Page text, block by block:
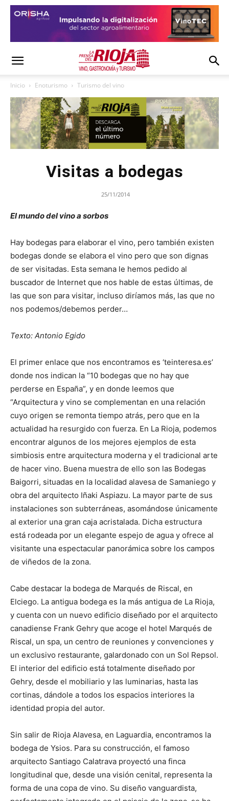
Inicio Enoturismo Turismo del vino
Visitas a bodegas
25/11/2014
El mundo del vino a sorbos
Hay bodegas para elaborar el vino, pero también existen
bodegas donde se elabora el vino pero que son dignas
de ser visitadas. Esta semana le hemos pedido al
buscador de Internet que nos hable de estas últimas, de
las que son para visitar, incluso diríamos más, las que no
nos podemos/debemos perder…
Texto: Antonio Egido
El primer enlace que nos encontramos es ‘teinteresa.es’
donde nos indican la “10 bodegas que no hay que
perderse en España”, y en donde leemos que
“Arquitectura y vino se complementan en una relación
cuyo origen se remonta tiempo atrás, pero que en la
actualidad ha resurgido con fuerza. En La Rioja, podemos
encontrar algunos de los mejores ejemplos de esta
simbiosis entre arquitectura moderna y el tradicional arte
de hacer vino. Buena muestra de ello son las Bodegas
Baigorri, situadas en la localidad alavesa de Samaniego y
obra del arquitecto Iñaki Aspiazu. La mayor parte de sus
instalaciones son subterráneas, asomándose únicamente
al exterior una gran caja acristalada. Dicha estructura
está rodeada por un elegante espejo de agua y ofrece al
visitante una espectacular panorámica sobre los campos
de viñedos de la zona.
Cabe destacar la bodega de Marqués de Riscal, en
Elciego. La antigua bodega es la más antigua de La Rioja,
y cuenta con un nuevo edificio diseñado por el arquitecto
canadiense Frank Gehry que acoge el hotel Marqués de
Riscal, un spa, un centro de reuniones y convenciones y
un exclusivo restaurante, galardonado con un Sol Repsol.
El interior del edificio está totalmente diseñado por
Gehry, desde el mobiliario y las luminarias, hasta las
cortinas, dándole a todos los espacios interiores la
identidad propia del autor.
Sin salir de Rioja Alavesa, en Laguardia, encontramos la
bodega de Ysios. Para su construcción, el famoso
arquitecto Santiago Calatrava proyectó una finca
longitudinal que, desde una visión cenital, representa la
forma de una copa de vino. Su diseño vanguardista,